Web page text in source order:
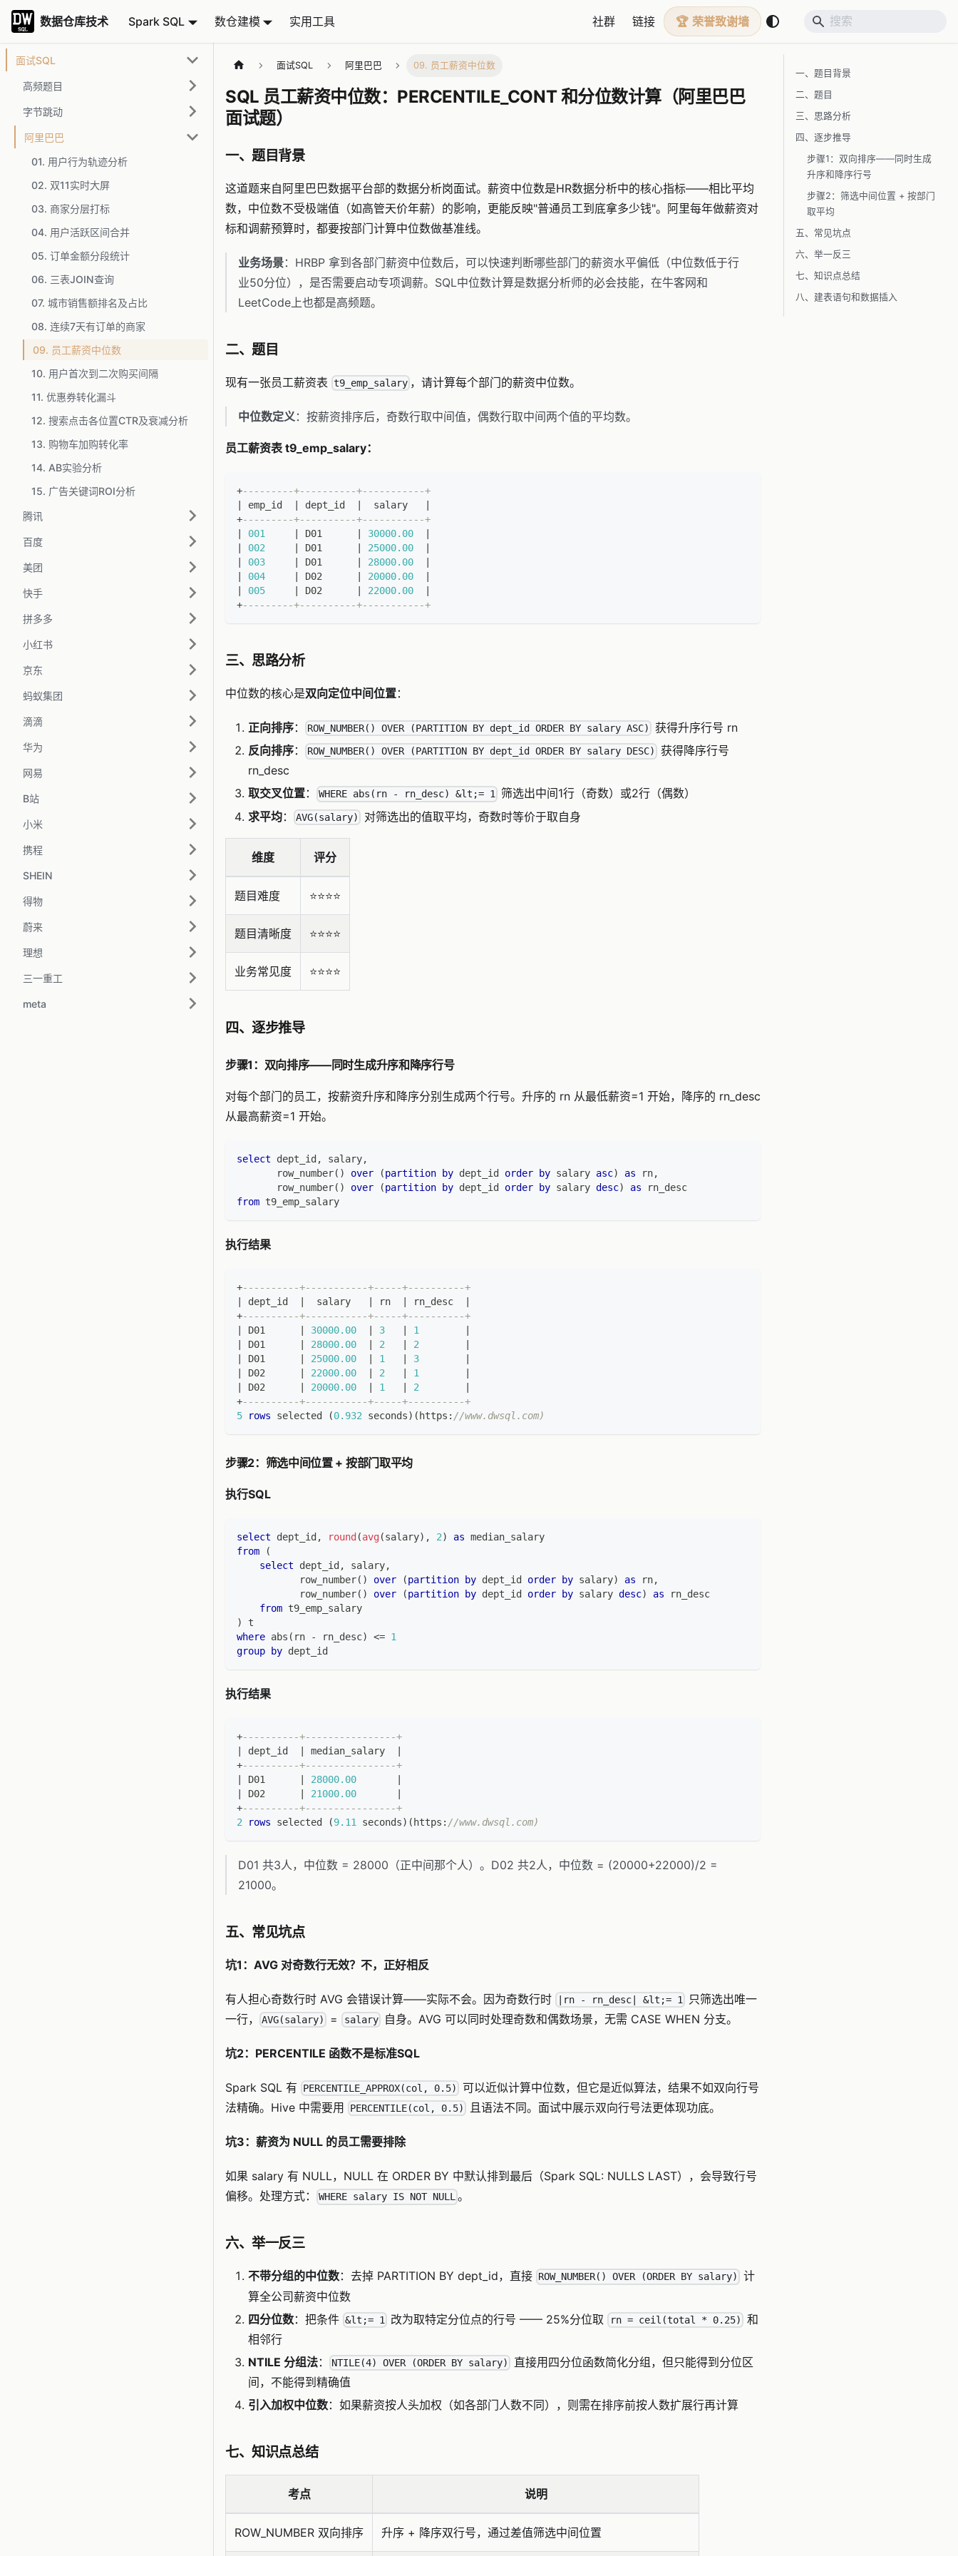
数据仓库技术 Spark SQL 数仓建模 实用工具 社群 链接 荣誉致谢墙
数据仓库技术
面试SQL
高频题目
字节跳动
阿里巴巴
01. 用户行为轨迹分析
02. 双11实时大屏
03. 商家分层打标
04. 用户活跃区间合并
05. 订单金额分段统计
06. 三表JOIN查询
07. 城市销售额排名及占比
08. 连续7天有订单的商家
09. 员工薪资中位数
10. 用户首次到二次购买间隔
11. 优惠券转化漏斗
12. 搜索点击各位置CTR及衰减分析
13. 购物车加购转化率
14. AB实验分析
15. 广告关键词ROI分析
腾讯
百度
美团
快手
拼多多
小红书
京东
蚂蚁集团
滴滴
华为
网易
B站
小米
携程
SHEIN
得物
蔚来
理想
三一重工
meta
面试SQL 阿里巴巴 09. 员工薪资中位数
SQL 员工薪资中位数：PERCENTILE_CONT 和分位数计算（阿里巴巴
面试题）
一、题目背景
这道题来自阿里巴巴数据平台部的数据分析岗面试。薪资中位数是HR数据分析中的核心指标——相比平均
数，中位数不受极端值（如高管天价年薪）的影响，更能反映"普通员工到底拿多少钱"。阿里每年做薪资对
标和调薪预算时，都要按部门计算中位数做基准线。
业务场景：HRBP 拿到各部门薪资中位数后，可以快速判断哪些部门的薪资水平偏低（中位数低于行
业50分位），是否需要启动专项调薪。SQL中位数计算是数据分析师的必会技能，在牛客网和
LeetCode上也都是高频题。
二、题目
现有一张员工薪资表 t9_emp_salary ，请计算每个部门的薪资中位数。
中位数定义：按薪资排序后，奇数行取中间值，偶数行取中间两个值的平均数。
员工薪资表 t9_emp_salary：
+---------+----------+-----------+
emp_id dept_id
  salary
+---------+----------+-----------+
001 D01 30000.00
002 D01 25000.00
003 D01 28000.00
004 D02 20000.00
005 D02 22000.00
+---------+----------+-----------+
三、思路分析
中位数的核心是双向定位中间位置：
正向排序： ROW_NUMBER() OVER (PARTITION BY dept_id ORDER BY salary ASC)
获得升序行号 rn
反向排序： ROW_NUMBER() OVER (PARTITION BY dept_id ORDER BY salary DESC)
获得降序行号
rn_desc
取交叉位置： WHERE abs(rn - rn_desc) &lt;= 1 筛选出中间1行（奇数）或2行（偶数）
求平均： AVG(salary) 对筛选出的值取平均，奇数时等价于取自身
维度 评分
题目难度 ⭐️⭐️⭐️⭐️
题目清晰度 ⭐️⭐️⭐️⭐️
业务常见度 ⭐️⭐️⭐️⭐️
四、逐步推导
步骤1：双向排序——同时生成升序和降序行号
对每个部门的员工，按薪资升序和降序分别生成两个行号。升序的 rn 从最低薪资=1 开始，降序的 rn_desc
从最高薪资=1 开始。
select dept_id , salary,
       row_number
( ) over (partition by dept_id order by salary asc) as rn,
       row_number
( ) over (partition by dept_id order by salary desc) as rn_desc
from t9_emp_salary
执行结果
+----------+-----------+-----+----------+
dept_id
  salary
rn rn_desc
+----------+-----------+-----+----------+
D01 30000.00 3 1
D01 28000.00 2 2
D01 25000.00 1 3
D02 22000.00 2 1
D02 20000.00 1 2
+----------+-----------+-----+----------+
5
rows selected (0.932 seconds) ( https: //www.dwsql.com)
步骤2：筛选中间位置 + 按部门取平均
执行SQL
select dept_id , round (avg(salary) , 2) as median_salary
from
(
select dept_id , salary,
           row_number
( ) over (partition by dept_id order by salary) as rn,
           row_number
( ) over (partition by dept_id order by salary desc) as rn_desc
from t9_emp_salary
)
t
where abs ( rn - rn_desc) <= 1
group
by dept_id
执行结果
+----------+----------------+
dept_id median_salary
+----------+----------------+
D01 28000.00
D02 21000.00
+----------+----------------+
2
rows selected (9.11 seconds) ( https: //www.dwsql.com)
D01 共3人，中位数 = 28000（正中间那个人）。D02 共2人，中位数 = (20000+22000)/2 =
21000。
五、常见坑点
坑1：AVG 对奇数行无效？不，正好相反
有人担心奇数行时 AVG 会错误计算——实际不会。因为奇数行时 |rn - rn_desc| &lt;= 1
只筛选出唯一
一行，
AVG(salary) = salary自身。AVG 可以同时处理奇数和偶数场景，无需 CASE WHEN 分支。
坑2：PERCENTILE 函数不是标准SQL
Spark SQL 有 PERCENTILE_APPROX(col, 0.5)
可以近似计算中位数，但它是近似算法，结果不如双向行号
法精确。Hive 中需要用
PERCENTILE(col, 0.5) 且语法不同。面试中展示双向行号法更体现功底。
坑3：薪资为 NULL 的员工需要排除
如果 salary 有 NULL，NULL 在 ORDER BY 中默认排到最后（Spark SQL: NULLS LAST），会导致行号
偏移。处理方式：
WHERE salary IS NOT NULL 。
六、举一反三
不带分组的中位数：去掉 PARTITION BY dept_id，直接 ROW_NUMBER() OVER (ORDER BY salary)
计
算全公司薪资中位数
四分位数：把条件 &lt;= 1 改为取特定分位点的行号 —— 25%分位取 rn = ceil(total * 0.25) 和
相邻行
NTILE 分组法： NTILE(4) OVER (ORDER BY salary)
直接用四分位函数简化分组，但只能得到分位区
间，不能得到精确值
引入加权中位数：如果薪资按人头加权（如各部门人数不同），则需在排序前按人数扩展行再计算
七、知识点总结
考点 说明
ROW_NUMBER 双向排序 升序 + 降序双行号，通过差值筛选中间位置
一、题目背景
二、题目
三、思路分析
四、逐步推导
步骤1：双向排序——同时生成
升序和降序行号
步骤2：筛选中间位置 + 按部门
取平均
五、常见坑点
六、举一反三
七、知识点总结
八、建表语句和数据插入